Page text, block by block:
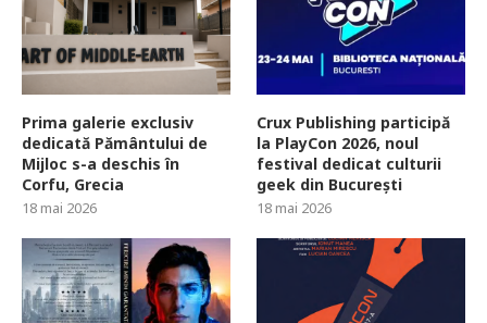
Prima galerie exclusiv
dedicată Pământului de
Mijloc s-a deschis în
Corfu, Grecia
18 mai 2026
Crux Publishing participă
la PlayCon 2026, noul
festival dedicat culturii
geek din București
18 mai 2026